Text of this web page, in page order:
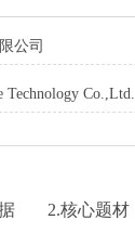
公司
Technology Co.,Ltd.
2.核心题材